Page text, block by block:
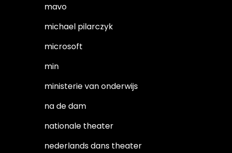
mavo
michael pilarczyk
microsoft
min
ministerie van onderwijs
na de dam
nationale theater
nederlands dans theater